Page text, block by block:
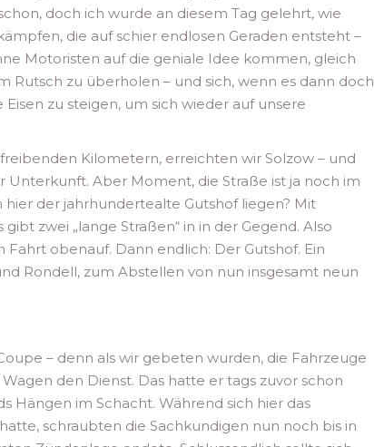
doch ich wurde an diesem Tag gelehrt, wie
die auf schier endlosen Geraden entsteht –
Motoristen auf die geniale Idee kommen, gleich
Rutsch zu überholen – und sich, wenn es dann doch
zu steigen, um sich wieder auf unsere
Kilometern, erreichten wir Solzow – und
Unterkunft. Aber Moment, die Straße ist ja noch im
der jahrhundertealte Gutshof liegen? Mit
zwei „lange Straßen“ in in der Gegend. Also
obenauf. Dann endlich: Der Gutshof. Ein
Rondell, zum Abstellen von nun insgesamt neun
– denn als wir gebeten wurden, die Fahrzeuge
den Dienst. Das hatte er tags zuvor schon
Hängen im Schacht. Während sich hier das
schraubten die Sachkundigen nun noch bis in